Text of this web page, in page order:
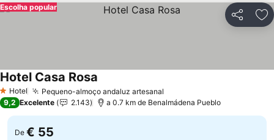
Partilhar
Escolha popular
1 Estrelas
Hotel Pequeno-almoço andaluz artesanal
Hotel Casa Rosa
9,2 Excelente 2.143 a 0.7 km de Benalmádena Pueblo
De € 55